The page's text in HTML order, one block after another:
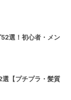
選！初心者・メン
【プチプラ・髪質